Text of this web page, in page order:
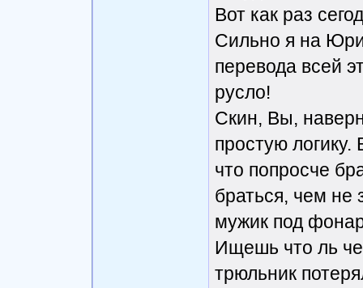
Вот как раз
Сильно я на
перевода всей
русло!
Скин, Вы,
простую
что попросче
браться, чем не
мужик под
Ищешь что ль
трюльник